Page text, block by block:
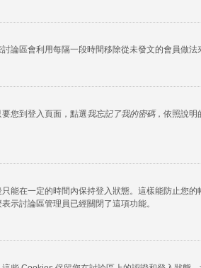
論區會利用每隔一段時間移除從未發文的會員做
您到登入頁面，點選我忘記了我的密碼，依照說明
能在一定的時間內保持登入狀態。這樣能防止您
示討論區管理員已經關閉了這項功能。